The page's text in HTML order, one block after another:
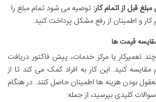
قبل از اتمام کار: توصیه می شود تمام مبلغ را
کار و اطمینان از رفع مشکل پرداخت کنید.
قیمت ها
تعمیرکار یا مرکز خدمات، پیش فاکتور دریافت
کنید. این کار به افراد کمک می کند تا از
بودن هزینه ها اطمینان حاصل کنند. در هنگام
کلیدی بپرسید، از جمله: